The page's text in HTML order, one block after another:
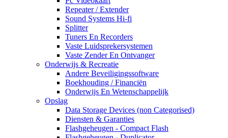
Repeater / Extender
Sound Systems Hi-fi
Splitter
Tuners En Recorders
Vaste Luidsprekersystemen
Vaste Zender En Ontvanger
Onderwijs & Recreatie
Andere Beveiligingssoftware
Boekhouding / Financiën
Onderwijs En Wetenschappelijk
Opslag
Data Storage Devices (non Categorised)
Diensten & Garanties
Flashgeheugen - Compact Flash